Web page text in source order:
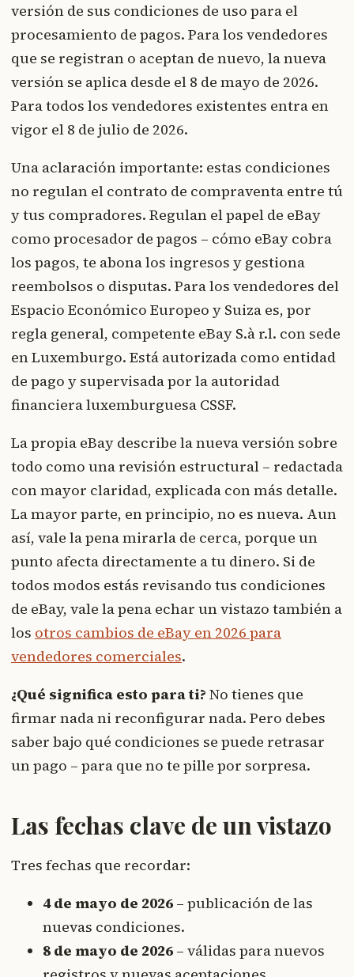
versión de sus condiciones de uso para el
procesamiento de pagos. Para los vendedores
que se registran o aceptan de nuevo, la nueva
versión se aplica desde el 8 de mayo de 2026.
Para todos los vendedores existentes entra en
vigor el 8 de julio de 2026.
Una aclaración importante: estas condiciones
no regulan el contrato de compraventa entre tú
y tus compradores. Regulan el papel de eBay
como procesador de pagos – cómo eBay cobra
los pagos, te abona los ingresos y gestiona
reembolsos o disputas. Para los vendedores del
Espacio Económico Europeo y Suiza es, por
regla general, competente eBay S.à r.l. con sede
en Luxemburgo. Está autorizada como entidad
de pago y supervisada por la autoridad
financiera luxemburguesa CSSF.
La propia eBay describe la nueva versión sobre
todo como una revisión estructural – redactada
con mayor claridad, explicada con más detalle.
La mayor parte, en principio, no es nueva. Aun
así, vale la pena mirarla de cerca, porque un
punto afecta directamente a tu dinero. Si de
todos modos estás revisando tus condiciones
de eBay, vale la pena echar un vistazo también a
los otros cambios de eBay en 2026 para
vendedores comerciales.
¿Qué significa esto para ti? No tienes que
firmar nada ni reconfigurar nada. Pero debes
saber bajo qué condiciones se puede retrasar
un pago – para que no te pille por sorpresa.
Las fechas clave de un vistazo
Tres fechas que recordar:
4 de mayo de 2026 – publicación de las
nuevas condiciones.
8 de mayo de 2026 – válidas para nuevos